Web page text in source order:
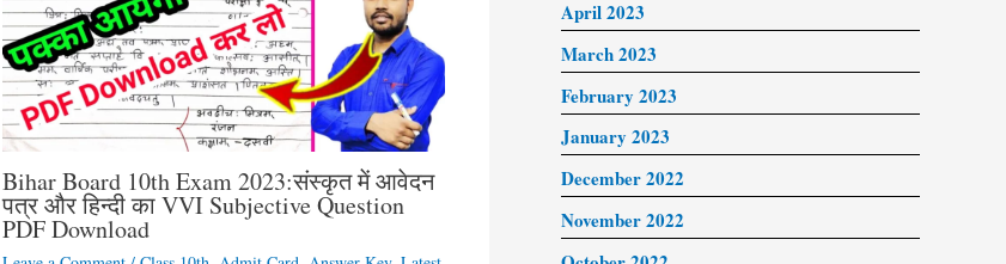
Bihar Board 10th Exam 2023:संस्कृत में आवेदन
पत्र और हिन्दी का VVI Subjective Question
PDF Download
April 2023
March 2023
February 2023
January 2023
December 2022
November 2022